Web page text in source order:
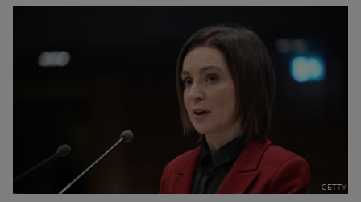
GETTY